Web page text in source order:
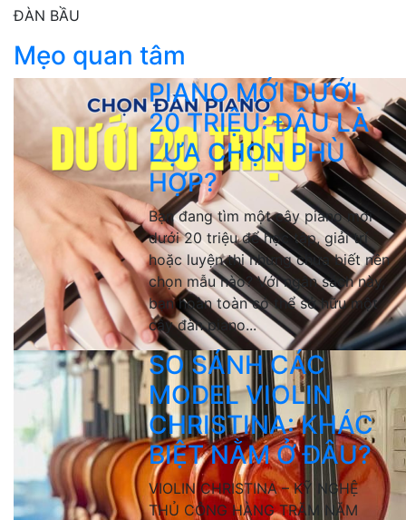
ĐÀN BẦU
Mẹo quan tâm
PIANO MỚI DƯỚI
20 TRIỆU: ĐÂU LÀ
LỰA CHỌN PHÙ
HỢP?
Bạn đang tìm một cây piano mới
dưới 20 triệu để học tập, giải trí
hoặc luyện thi nhưng chưa biết nên
chọn mẫu nào? Với ngân sách này,
bạn hoàn toàn có thể sở hữu một
cây đàn piano...
SO SÁNH CÁC
MODEL VIOLIN
CHRISTINA: KHÁC
BIỆT NẰM Ở ĐÂU?
VIOLIN CHRISTINA – KỸ NGHỆ
THỦ CÔNG HÀNG TRĂM NĂM